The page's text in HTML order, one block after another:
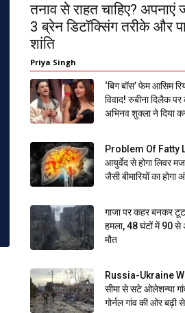
तनाव से राहत चाहिए? अपनाएं
3 ब्रेन डिटॉक्सिंग तरीके और
शांति
Priya Singh
‘बिग बॉस’ फेम आसिम
विवाद! रुबीना दिलैक
अभिनव शुक्ला ने दिया
Problem Of Fatty
आयुर्वेद से होगा लिवर
जैसी बीमारियों का होगा
गाजा पर कहर बनकर
हमला, 48 घंटों में 90 से
मौत
Russia-Ukraine
सीमा से सटे ओलेशन्या
गोर्नल गांव की ओर बढ़ी